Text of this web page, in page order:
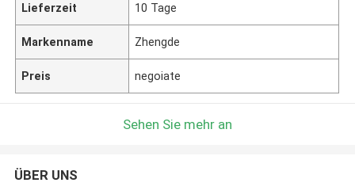
Lieferzeit 10 Tage
Markenname Zhengde
Preis negoiate
Sehen Sie mehr an
ÜBER UNS